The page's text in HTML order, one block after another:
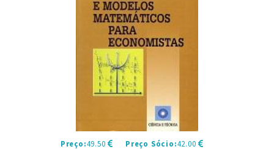
Preço:49.50 Preço Sócio:42.00